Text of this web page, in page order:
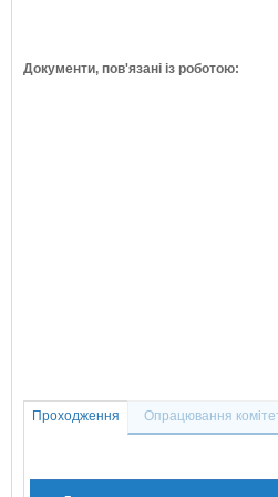
Документи, пов'язані із роботою:
Проходження Опрацювання